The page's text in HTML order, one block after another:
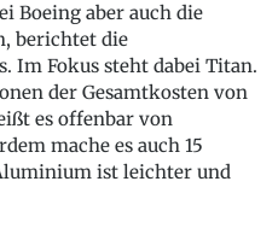
Boeing aber auch die
berichtet die
Im Fokus steht dabei Titan.
der Gesamtkosten von
es offenbar von
mache es auch 15
ist leichter und